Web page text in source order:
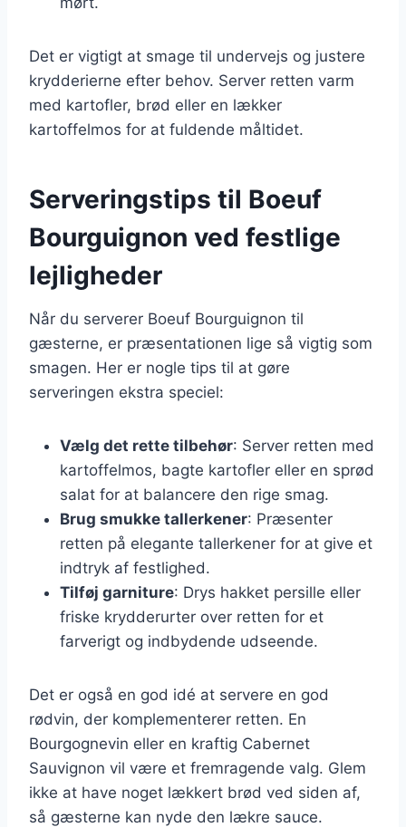
Det er vigtigt at smage til undervejs og justere
krydderierne efter behov. Server retten varm
med kartofler, brød eller en lækker
kartoffelmos for at fuldende måltidet.
Serveringstips til Boeuf
Bourguignon ved festlige
lejligheder
Når du serverer Boeuf Bourguignon til
gæsterne, er præsentationen lige så vigtig som
smagen. Her er nogle tips til at gøre
serveringen ekstra speciel:
Vælg det rette tilbehør: Server retten med
kartoffelmos, bagte kartofler eller en sprød
salat for at balancere den rige smag.
Brug smukke tallerkener: Præsenter
retten på elegante tallerkener for at give et
indtryk af festlighed.
Tilføj garniture: Drys hakket persille eller
friske krydderurter over retten for et
farverigt og indbydende udseende.
Det er også en god idé at servere en god
rødvin, der komplementerer retten. En
Bourgognevin eller en kraftig Cabernet
Sauvignon vil være et fremragende valg. Glem
ikke at have noget lækkert brød ved siden af,
så gæsterne kan nyde den lækre sauce.